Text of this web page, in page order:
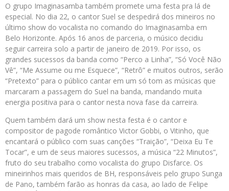
O grupo Imaginasamba também promete uma festa pra lá de
especial. No dia 22, o cantor Suel se despedirá dos mineiros no
último show do vocalista no comando do Imaginasamba em
Belo Horizonte. Após 16 anos de parceria, o músico decidiu
seguir carreira solo a partir de janeiro de 2019. Por isso, os
grandes sucessos da banda como “Perco a Linha”, “Só Você Não
Vê”, “Me Assume ou me Esquece”, “Retrô” e muitos outros, serão
“Pretexto” para o público cantar em um só tom as músicas que
marcaram a passagem do Suel na banda, mandando muita
energia positiva para o cantor nesta nova fase da carreira.
Quem também dará um show nesta festa é o cantor e
compositor de pagode romântico Victor Gobbi, o Vitinho, que
encantará o público com suas canções “Traição”, “Deixa Eu Te
Tocar”, e um de seus maiores sucessos, a música “22 Minutos”,
fruto do seu trabalho como vocalista do grupo Disfarce. Os
mineirinhos mais queridos de BH, responsáveis pelo grupo Sunga
de Pano, também farão as honras da casa, ao lado de Felipe